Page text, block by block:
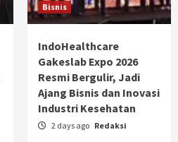
Bisnis
IndoHealthcare
Gakeslab Expo 2026
Resmi Bergulir, Jadi
Ajang Bisnis dan Inovasi
Industri Kesehatan
2 days ago Redaksi